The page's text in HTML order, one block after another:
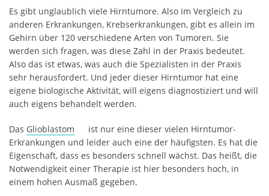
Es gibt unglaublich viele Hirntumore. Also im Vergleich zu
anderen Erkrankungen, Krebserkrankungen, gibt es allein im
Gehirn über 120 verschiedene Arten von Tumoren. Sie
werden sich fragen, was diese Zahl in der Praxis bedeutet.
Also das ist etwas, was auch die Spezialisten in der Praxis
sehr herausfordert. Und jeder dieser Hirntumor hat eine
eigene biologische Aktivität, will eigens diagnostiziert und will
auch eigens behandelt werden.
Das Glioblastom
ist nur eine dieser vielen Hirntumor-
Erkrankungen und leider auch eine der häufigsten. Es hat die
Eigenschaft, dass es besonders schnell wächst. Das heißt, die
Notwendigkeit einer Therapie ist hier besonders hoch, in
einem hohen Ausmaß gegeben.